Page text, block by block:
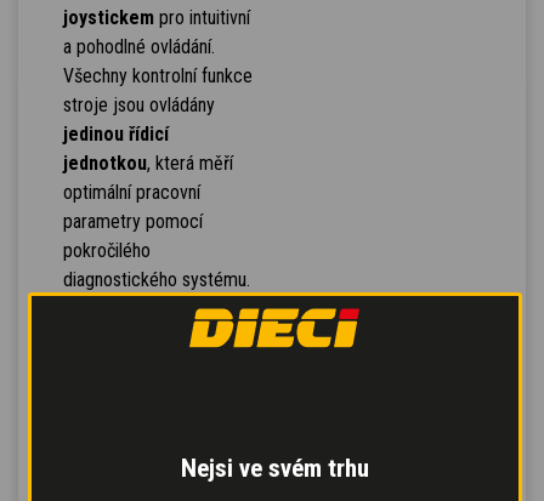
Nejsi ve svém trhu
joystickempro intuitivní
a pohodlné ovládání.
Všechny kontrolní funkce
stroje jsou ovládány
jedinou řídicí
jednotkou, která měří
optimální pracovní
parametry pomocí
pokročilého
diagnostického systému.
Hydraulické rozdělovače
efektivnější práci.